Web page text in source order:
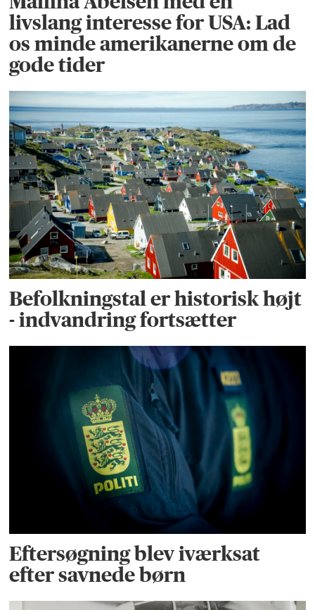
livslang interesse for USA: Lad
os minde amerikanerne om de
gode tider
Befolkningstal er historisk højt
- indvandring fortsætter
Eftersøgning blev iværksat
efter savnede børn